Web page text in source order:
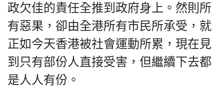
及
免
責
聲
明
©
2018
政欠佳的責任全推到政府身上。然則所
有惡果，卻由全港所有市民所承受，就
正如今天香港被社會運動所累，現在見
到只有部份人直接受害，但繼續下去都
是人人有份。